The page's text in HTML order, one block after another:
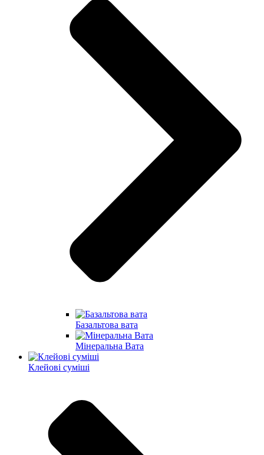
Базальтова вата
Мінеральна Вата
Клейові суміші